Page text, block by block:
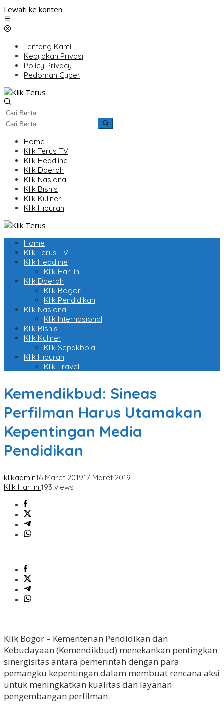
Lewati ke konten
Tentang Kami
Kebijakan Privasi
Policy Privacy
Pedoman Cyber
Home
Klik Terus TV
Klik Headline
Klik Daerah
Klik Nasional
Klik Bisnis
Klik Kuliner
Klik Hiburan
Home
Klik Terus TV
Klik Headline
Klik Hari ini
Klik Daerah
Klik Bogor
Klik Pendidikan
Klik Nasional
Klik Internasional
Klik Bisnis
Klik Kuliner
Klik Sepakbola
Klik Hiburan
Klik Travel
Kemendikbud: Sineas
Perfilman Harus Utamakan
Kepentingan Media
Pendidikan
klikadmin16 Maret 201917 Maret 2019
Klik Hari ini193 views
Klik Bogor – Kementerian Pendidikan dan
Kebudayaan (Kemendikbud) menekankan pentingkan
sinergisitas antara pemerintah dengan para
pemangku kepentingan dalam membuat rencana aksi
untuk meningkatkan kualitas dan layanan
pengembangan perfilman.